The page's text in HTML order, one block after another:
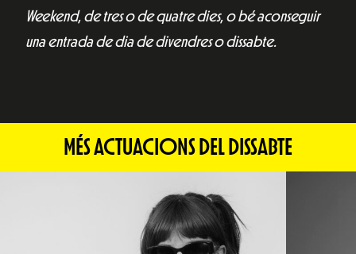
Weekend, de tres o de quatre dies, o bé aconseguir
una entrada de dia de divendres o dissabte.
MÉS ACTUACIONS DEL DISSABTE